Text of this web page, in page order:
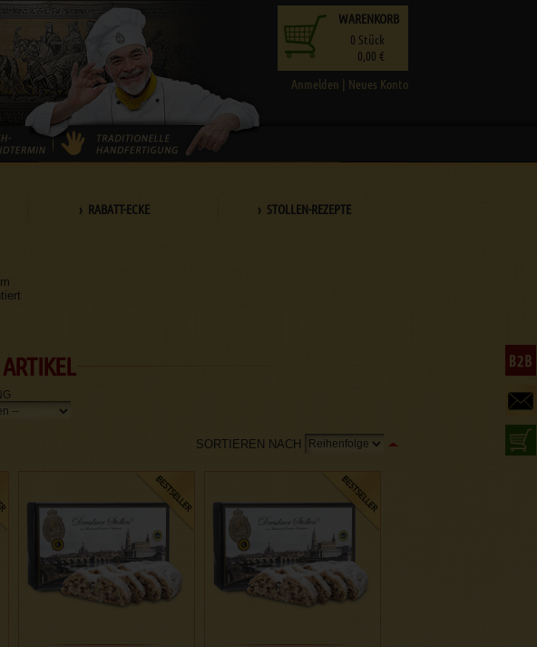
Anmelden | Neues Konto
WARENKORB
0 Stück
0,00 €
› RABATT-ECKE › STOLLEN-REZEPTE
SORTIEREN NACH